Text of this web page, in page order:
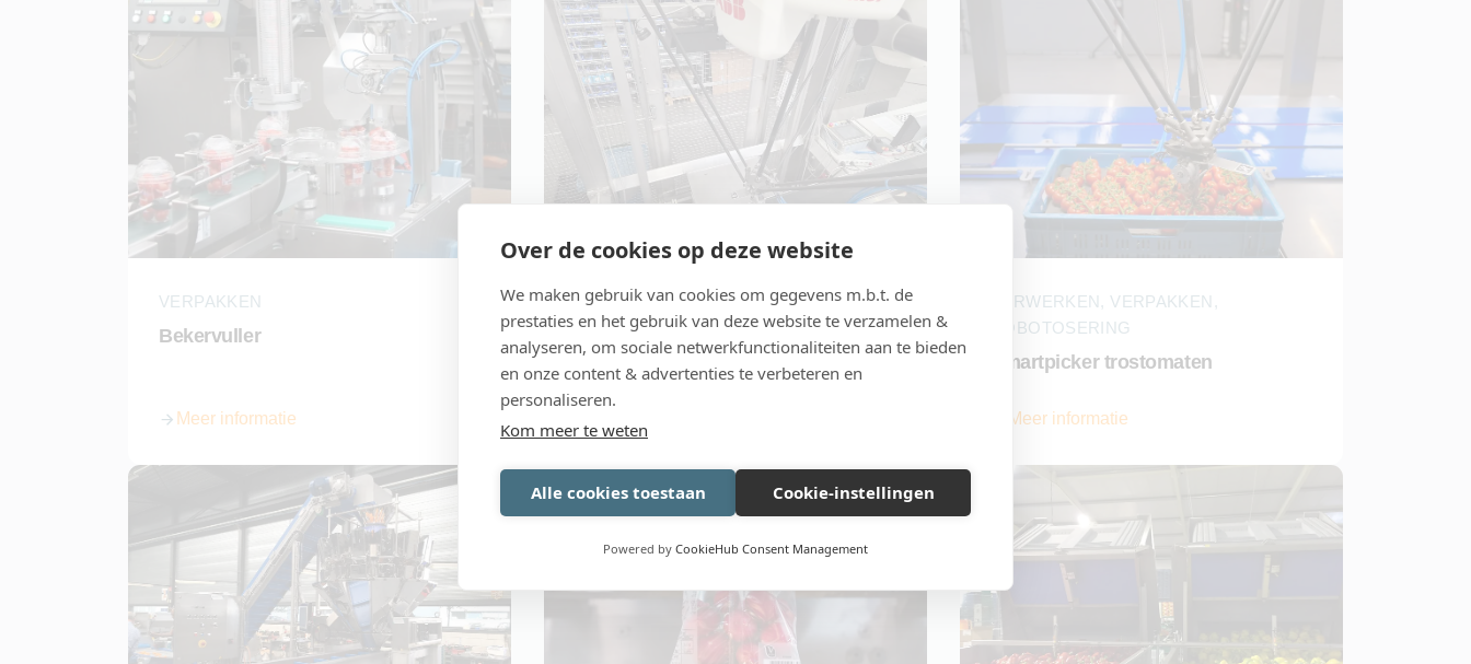
VERPAKKEN
Bekervuller
Meer informatie
VERPAKKEN, ROBOTOSERING
Robotisering
over Robotisering
VERWERKEN, VERPAKKEN,
ROBOTOSERING
Smartpicker trostomaten
Meer informatie
Over de cookies op deze website
We maken gebruik van cookies om gegevens m.b.t. de
prestaties en het gebruik van deze website te verzamelen &
analyseren, om sociale netwerkfunctionaliteiten aan te bieden
en onze content & advertenties te verbeteren en
personaliseren.
Kom meer te weten
Alle cookies toestaan Cookie-instellingen
Powered by CookieHub Consent Management